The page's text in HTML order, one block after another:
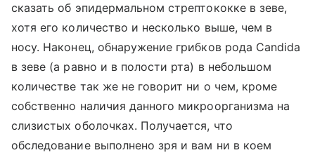
сказать об эпидермальном стрептококке в зеве,
хотя его количество и несколько выше, чем в
носу. Наконец, обнаружение грибков рода Candida
в зеве (а равно и в полости рта) в небольшом
количестве так же не говорит ни о чем, кроме
собственно наличия данного микроорганизма на
слизистых оболочках. Получается, что
обследование выполнено зря и вам ни в коем